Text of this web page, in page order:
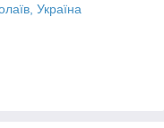
Україна